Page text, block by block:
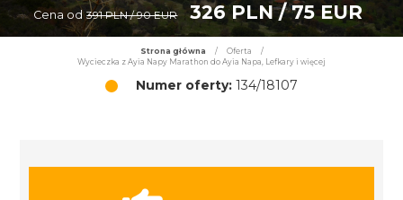
Cena od 391 PLN / 90 EUR 326 PLN / 75 EUR
Strona główna / Oferta
/
Wycieczka z Ayia Napy Marathon do Ayia Napa, Lefkary i więcej
Numer oferty: 134/18107